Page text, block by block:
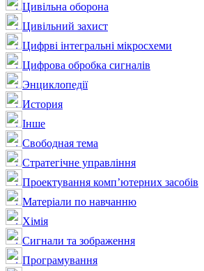
Цивільна оборона
Цивільний захист
Цифрві інтегральні мікросхеми
Цифрова обробка сигналів
Энциклопедії
История
Інше
Свободная тема
Стратегічне управління
Проектування комп’ютерних засобів
Матеріали по навчанню
Хімія
Сигнали та зображення
Програмування